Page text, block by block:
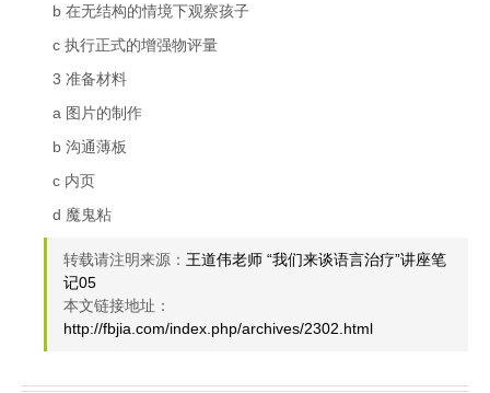
b 在无结构的情境下观察孩子
c 执行正式的增强物评量
3 准备材料
a 图片的制作
b 沟通薄板
c 内页
d 魔鬼粘
转载请注明来源： 王道伟老师 “我们来谈语言治疗”讲座笔
记05
本文链接地址：
http://fbjia.com/index.php/archives/2302.html